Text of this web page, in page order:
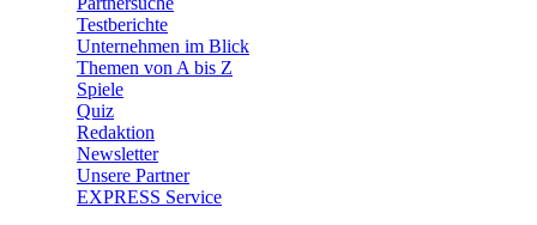
Testberichte
Unternehmen im Blick
Themen von A bis Z
Spiele
Quiz
Redaktion
Newsletter
Unsere Partner
EXPRESS Service